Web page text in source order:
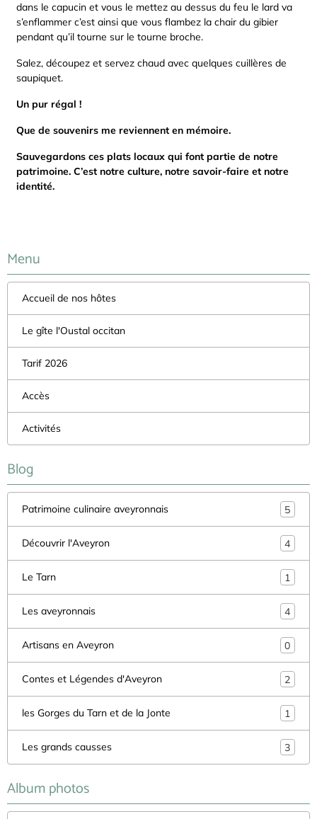
dans le capucin et vous le mettez au dessus du feu le lard va
s’enflammer c’est ainsi que vous flambez la chair du gibier
pendant qu’il tourne sur le tourne broche.
Salez, découpez et servez chaud avec quelques cuillères de
saupiquet.
Un pur régal !
Que de souvenirs me reviennent en mémoire.
Sauvegardons ces plats locaux qui font partie de notre
patrimoine. C’est notre culture, notre savoir-faire et notre
identité.
Menu
Accueil de nos hôtes
Le gîte l'Oustal occitan
Tarif 2026
Accès
Activités
Blog
Patrimoine culinaire aveyronnais 5
Découvrir l'Aveyron 4
Le Tarn 1
Les aveyronnais 4
Artisans en Aveyron 0
Contes et Légendes d'Aveyron 2
les Gorges du Tarn et de la Jonte 1
Les grands causses 3
Album photos